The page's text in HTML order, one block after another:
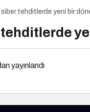
tehditlerde yeni bir
yayınlandı